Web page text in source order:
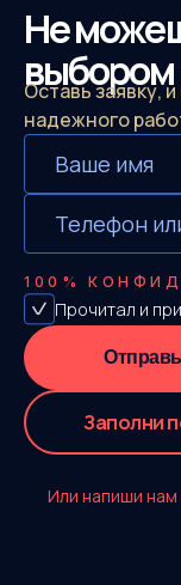
Не
выбором
Оставь заявку,
надежного
100%
Прочитал и
Заполни
Или напиши